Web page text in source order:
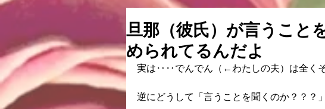
旦那（彼氏）が言うこと
められてるんだよ
実は‥‥でんでん（←わたしの夫）は全く
逆にどうして「言うことを聞くのか？？？